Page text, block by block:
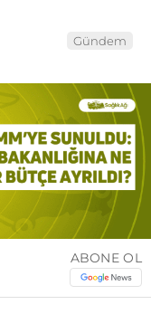
Gündem
ABONE OL